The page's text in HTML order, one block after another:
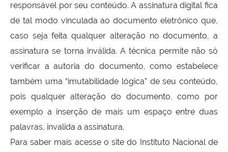
responsável por seu conteúdo. A assinatura digital fica
de tal modo vinculada ao documento eletrônico que,
caso seja feita qualquer alteração no documento, a
assinatura se torna inválida. A técnica permite não só
verificar a autoria do documento, como estabelece
também uma “imutabilidade lógica” de seu conteúdo,
pois qualquer alteração do documento, como por
exemplo a inserção de mais um espaço entre duas
palavras, invalida a assinatura.
Para saber mais acesse o site do Instituto Nacional de